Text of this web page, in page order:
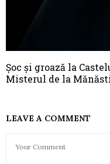
Șoc și groază la
Misterul de la
LEAVE A COMMENT